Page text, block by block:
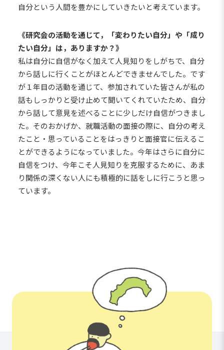
自分という人間を豊かにしていきたいと考えています。
《研究会の活動を通じて，「変わりたい自分」や「成り
たい自分」は，ありますか？》
私は自分に自信がなく加えて人見知りをしがちで、自分
から話しに行くことがほとんどできませんでした。です
が１年目の活動を通じて、参加されていた皆さんが私の
話もしっかりと受け止めて聞いてくれていたため、自分
から話して意見を述べることに少しだけ自信がつきまし
た。そのおかげか、就職活動の面接の際に、自分の考え
たこと・思っていることをはっきりと面接官に伝えるこ
とができるようになっていました。今年はさらに自分に
自信をつけ、今年こそ人見知りを克服するために、あま
り関係の深くない人にも積極的に話をしに行こうと思っ
ています。